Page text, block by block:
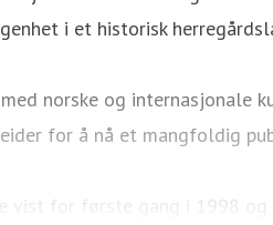
i et historisk
norske og internasjonale
for å nå et mangfoldig